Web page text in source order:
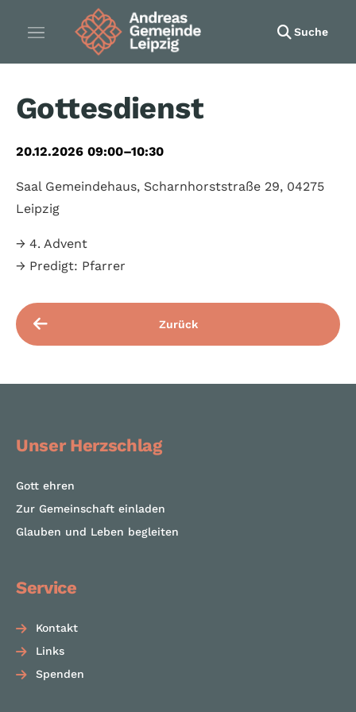
Suche
Gottesdienst
20.12.2026 09:00–10:30
Saal Gemeindehaus, Scharnhorststraße 29, 04275
Leipzig
→ 4. Advent
→ Predigt: Pfarrer
Zurück
Unser Herzschlag
Gott ehren
Zur Gemeinschaft einladen
Glauben und Leben begleiten
Service
Kontakt
Links
Spenden